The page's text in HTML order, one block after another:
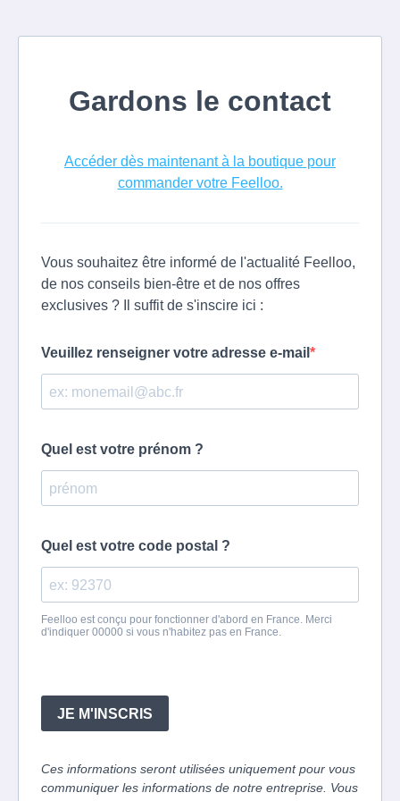
Gardons le contact
Accéder dès maintenant à la boutique pour
commander votre Feelloo.
Vous souhaitez être informé de l'actualité Feelloo,
de nos conseils bien-être et de nos offres
exclusives ? Il suffit de s'inscire ici :
Veuillez renseigner votre adresse e-mail
Quel est votre prénom ?
Quel est votre code postal ?
Feelloo est conçu pour fonctionner d'abord en France. Merci
d'indiquer 00000 si vous n'habitez pas en France.
JE M'INSCRIS
Ces informations seront utilisées uniquement pour vous
communiquer les informations de notre entreprise. Vous